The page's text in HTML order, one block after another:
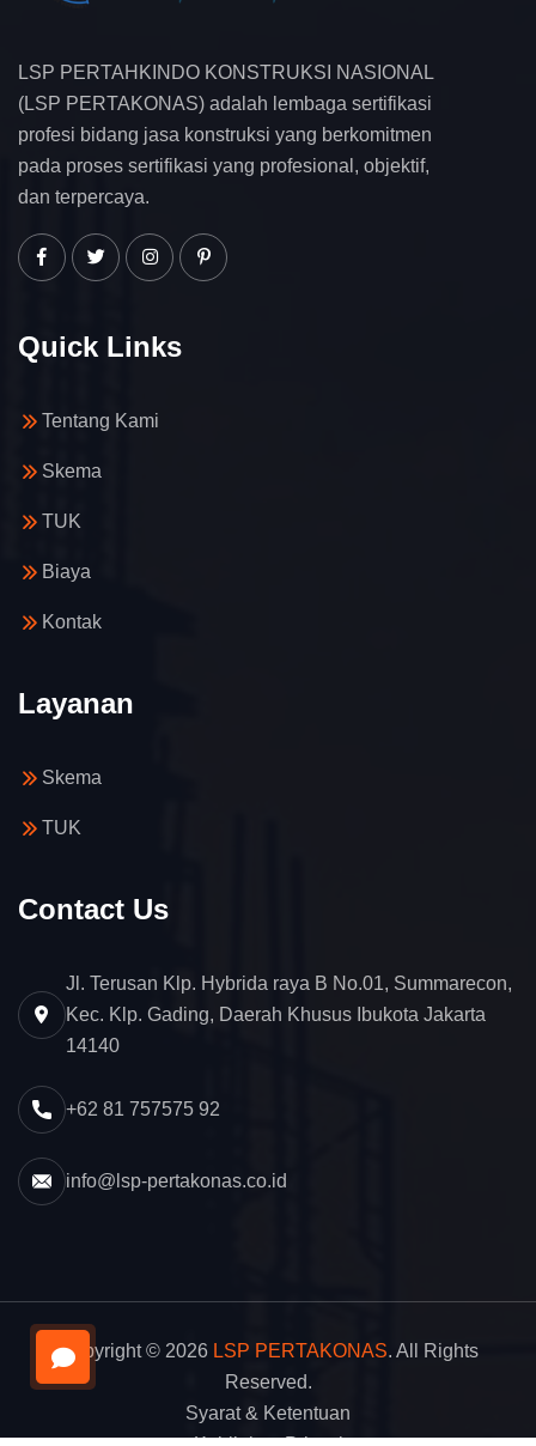
LSP PERTAHKINDO KONSTRUKSI NASIONAL
(LSP PERTAKONAS) adalah lembaga sertifikasi
profesi bidang jasa konstruksi yang berkomitmen
pada proses sertifikasi yang profesional, objektif,
dan terpercaya.
Quick Links
Tentang Kami
Skema
TUK
Biaya
Kontak
Layanan
Skema
TUK
Contact Us
Jl. Terusan Klp. Hybrida raya B No.01, Summarecon,
Kec. Klp. Gading, Daerah Khusus Ibukota Jakarta
14140
+62 81 757575 92
info@lsp-pertakonas.co.id
Copyright © 2026 LSP PERTAKONAS. All Rights
Reserved.
Syarat & Ketentuan